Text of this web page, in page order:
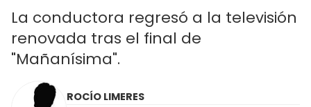
La conductora regresó a la televisión
renovada tras el final de
"Mañanísima".
ROCÍO LIMERES